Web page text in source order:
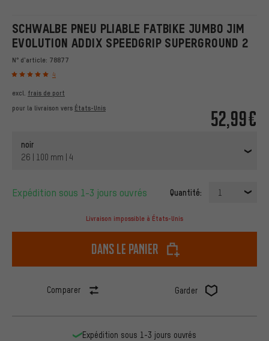
SCHWALBE PNEU PLIABLE FATBIKE JUMBO JIM
EVOLUTION ADDIX SPEEDGRIP SUPERGROUND 2
N° d'article: 78877
4
52,99€
excl. frais de port
pour la livraison vers États-Unis
noir
26 | 100 mm | 4
Expédition sous 1-3 jours ouvrés Quantité: 1
Livraison impossible à États-Unis
dans le panier
Comparer Garder
Expédition sous 1-3 jours ouvrés